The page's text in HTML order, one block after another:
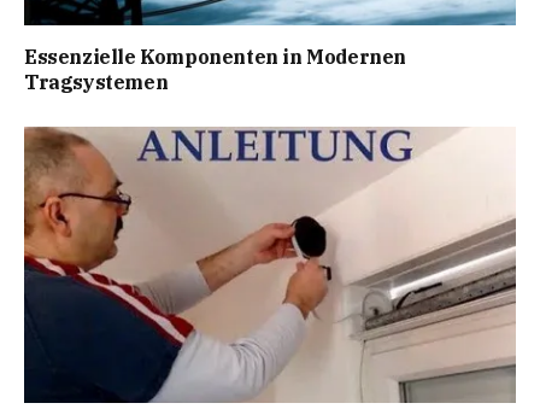
Essenzielle Komponenten in Modernen
Tragsystemen